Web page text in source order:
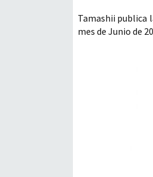
Tamashii publica
mes de Junio de